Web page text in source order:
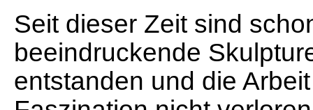
Seit dieser Zeit sind
beeindruckende
entstanden und die